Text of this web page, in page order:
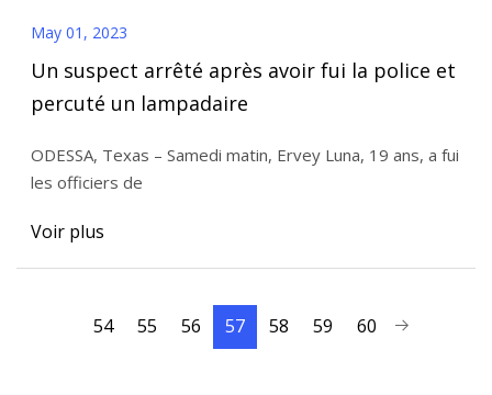
May 01, 2023
Un suspect arrêté après avoir fui la police et
percuté un lampadaire
ODESSA, Texas – Samedi matin, Ervey Luna, 19 ans, a fui
les officiers de
Voir plus
54 55 56 57 58 59 60